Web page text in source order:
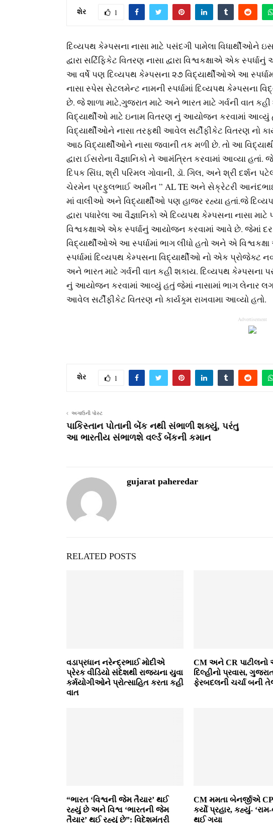
શેર 1
દિવ્યપથ કેમ્પસના નાસા માટે પસંદગી પામેલા વિધાર્થીઓને
દ્વારા સર્ટિફિકેટ વિતરણ નાસા દ્વારા વિશ્વકક્ષાએ એક
આ વર્ષે પણ દિવ્યપથ કેમ્પસના ૨૭ વિદ્યાર્થીઓએ આ
નાસા સ્પેસ સેટલમેન્ટ નામની સ્પર્ધામાં દિવ્યપથ કેમ્પસના
છે. જે શાળા માટે,ગુજરાત માટે અને ભારત માટે ગર્વની વાત
વિદ્યાર્થીઓ માટે ઇનામ વિતરણ નું આયોજન કરવામાં
વિદ્યાર્થીઓને નાસા તરફથી આવેલ સર્ટીફીકેટ વિતરણ નો
આઠ વિદ્યાર્થીઓને નાસા જવાની તક મળી છે. તો આ
દ્વારા ઈસરોના વૈજ્ઞાનિકો ને આમંત્રિત કરવામાં આવ્યા હતાં.
દિપક સિંઘ, શ્રી પરિમલ ગોવાની, ડૉ. ગિલ, અને શ્રી દર્શન
ચેરમેન પ્રફુલભાઈ અમીન ” AL TE અને સેક્રેટરી
માં વાલીઓ અને વિદ્યાર્થીઓ પણ હાજર રહ્યા હતાં.જે
દ્વારા પધારેલા આ વૈજ્ઞાનિકો એ દિવ્યપથ કેમ્પસના નાસા માટે
વિશ્વકક્ષાએ એક સ્પર્ધાનું આયોજન કરવામાં આવે છે. જેમાં
વિદ્યાર્થીઓએ આ સ્પર્ધામાં ભાગ લીધો હતો અને એ
સ્પર્ધામાં દિવ્યપથ કેમ્પસના વિદ્યાર્થીઓ નો એક પ્રોજેક્ટ
અને ભારત માટે ગર્વની વાત કહી શકાય. દિવ્યપથ કેમ્પસના
નું આયોજન કરવામાં આવ્યું હતું જેમાં નાસામાં ભાગ લેનાર
આવેલ સર્ટીફીકેટ વિતરણ નો કાર્યક્ર્મ રાખવામા આવ્યો હતો.
Advertisement
શેર 1
અગાઉની પોસ્ટ
પાકિસ્તાન પોતાની બેંક નથી સંભાળી શક્યું, પરંતુ
આ ભારતીય સંભાળશે વર્લ્ડ બેંકની કમાન
gujarat paheredar
RELATED POSTS
વડાપ્રધાન નરેન્દ્રભાઈ મોદીએ
પ્રેરક વીડિયો સંદેશથી રાજ્યના યુવા
કર્મયોગીઓને પ્રોત્સાહિત કરતા કહી
વાત
CM અને CR
દિલ્હીનો પ્રવાસ,
ફેરબદલની ચર્ચા બની
“ભારત ‘વિશ્વની જેમ તૈયાર’ થઈ
રહ્યું છે અને વિશ્વ ‘ભારતની જેમ
તૈયાર’ થઈ રહ્યું છે”: વિદેશમંત્રી
CM મમતા બેનર્જીએ
કર્યો પ્રહાર, કહ્યું-
થઈ ગયા